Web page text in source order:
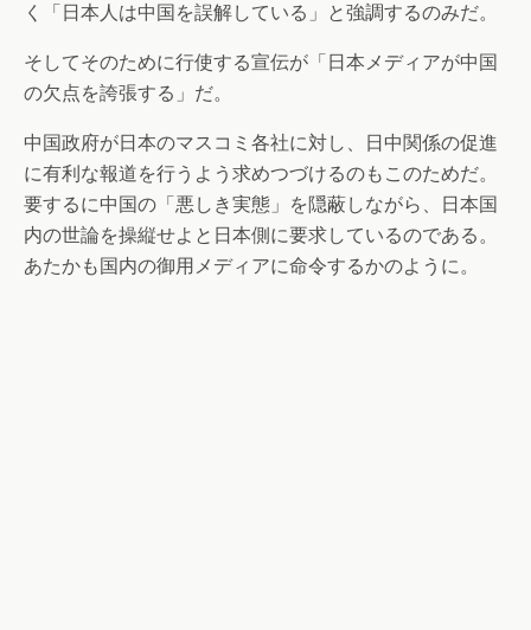
く「日本人は中国を誤解している」と強調するのみだ。
そしてそのために行使する宣伝が「日本メディアが中国
の欠点を誇張する」だ。
中国政府が日本のマスコミ各社に対し、日中関係の促進
に有利な報道を行うよう求めつづけるのもこのためだ。
要するに中国の「悪しき実態」を隠蔽しながら、日本国
内の世論を操縦せよと日本側に要求しているのである。
あたかも国内の御用メディアに命令するかのように。